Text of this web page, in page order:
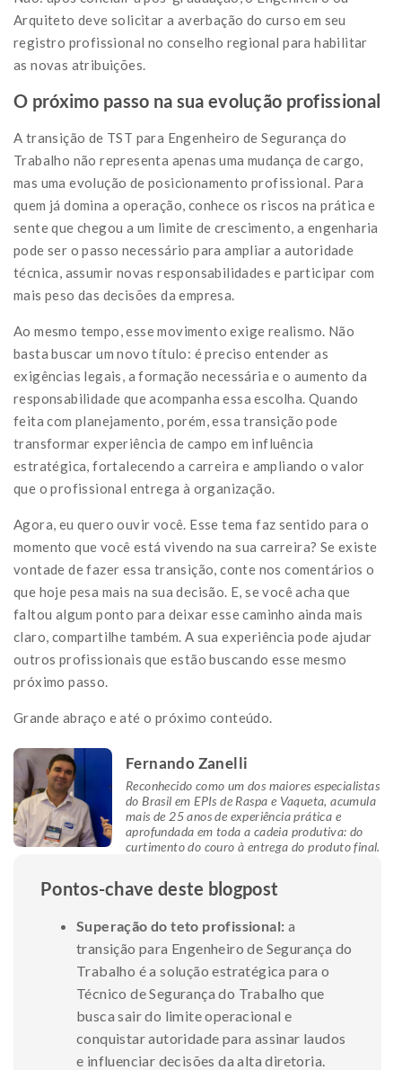
Arquiteto deve solicitar a averbação do curso em seu
registro profissional no conselho regional para habilitar
as novas atribuições.
O próximo passo na sua evolução profissional
A transição de TST para Engenheiro de Segurança do
Trabalho não representa apenas uma mudança de cargo,
mas uma evolução de posicionamento profissional. Para
quem já domina a operação, conhece os riscos na prática e
sente que chegou a um limite de crescimento, a engenharia
pode ser o passo necessário para ampliar a autoridade
técnica, assumir novas responsabilidades e participar com
mais peso das decisões da empresa.
Ao mesmo tempo, esse movimento exige realismo. Não
basta buscar um novo título: é preciso entender as
exigências legais, a formação necessária e o aumento da
responsabilidade que acompanha essa escolha. Quando
feita com planejamento, porém, essa transição pode
transformar experiência de campo em influência
estratégica, fortalecendo a carreira e ampliando o valor
que o profissional entrega à organização.
Agora, eu quero ouvir você. Esse tema faz sentido para o
momento que você está vivendo na sua carreira? Se existe
vontade de fazer essa transição, conte nos comentários o
que hoje pesa mais na sua decisão. E, se você acha que
faltou algum ponto para deixar esse caminho ainda mais
claro, compartilhe também. A sua experiência pode ajudar
outros profissionais que estão buscando esse mesmo
próximo passo.
Grande abraço e até o próximo conteúdo.
Fernando Zanelli
Reconhecido como um dos maiores especialistas
do Brasil em EPIs de Raspa e Vaqueta, acumula
mais de 25 anos de experiência prática e
aprofundada em toda a cadeia produtiva: do
curtimento do couro à entrega do produto final.
Pontos-chave deste blogpost
Superação do teto profissional: a
transição para Engenheiro de Segurança do
Trabalho é a solução estratégica para o
Técnico de Segurança do Trabalho que
busca sair do limite operacional e
conquistar autoridade para assinar laudos
e influenciar decisões da alta diretoria.